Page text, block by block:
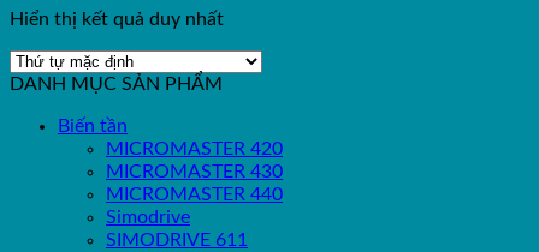
Hiển thị kết quả duy nhất
DANH MỤC SẢN PHẨM
Biến tần
MICROMASTER 420
MICROMASTER 430
MICROMASTER 440
Simodrive
SIMODRIVE 611